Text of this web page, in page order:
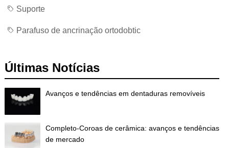
Suporte
Parafuso de ancrinação ortodobtic
Últimas Notícias
Avanços e tendências em dentaduras removíveis
Completo-Coroas de cerâmica: avanços e tendências
de mercado